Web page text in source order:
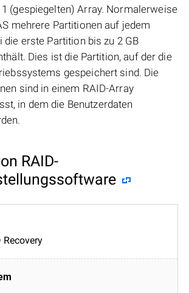
(gespiegelten) Array. Normalerweise
mehrere Partitionen auf jedem
die erste Partition bis zu 2 GB
Dies ist die Partition, auf der die
gespeichert sind. Die
sind in einem RAID-Array
in dem die Benutzerdaten
RAID-
Recovery